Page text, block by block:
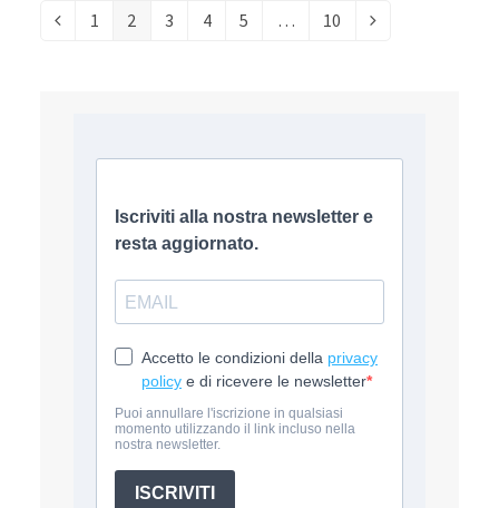
Precedente
Pagina
1 Pagina
2 Pagina
3 Pagina
4 Pagina
5 … Pagina
10 Successivo